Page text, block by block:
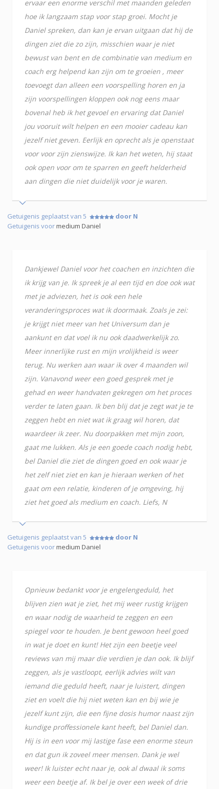
ervaar een enorme verschil met maanden geleden
hoe ik langzaam stap voor stap groei. Mocht je
Daniel spreken, dan kan je ervan uitgaan dat hij de
dingen ziet die zo zijn, misschien waar je niet
bewust van bent en de combinatie van medium en
coach erg helpend kan zijn om te groeien , meer
toevoegt dan alleen een voorspelling horen en ja
zijn voorspellingen kloppen ook nog eens maar
bovenal heb ik het gevoel en ervaring dat Daniel
jou vooruit wilt helpen en een mooier cadeau kan
jezelf niet geven. Eerlijk en oprecht als je openstaat
voor voor zijn zienswijze. Ik kan het weten, hij staat
ook open voor om te sparren en geeft helderheid
aan dingen die niet duidelijk voor je waren.
Getuigenis geplaatst van 5
door N
Getuigenis voormedium Daniel
Dankjewel Daniel voor het coachen en inzichten die
ik krijg van je. Ik spreek je al een tijd en doe ook wat
met je adviezen, het is ook een hele
veranderingsproces wat ik doormaak. Zoals je zei:
je krijgt niet meer van het Universum dan je
aankunt en dat voel ik nu ook daadwerkelijk zo.
Meer innerlijke rust en mijn vrolijkheid is weer
terug. Nu werken aan waar ik over 4 maanden wil
zijn. Vanavond weer een goed gesprek met je
gehad en weer handvaten gekregen om het proces
verder te laten gaan. Ik ben blij dat je zegt wat je te
zeggen hebt en niet wat ik graag wil horen, dat
waardeer ik zeer. Nu doorpakken met mijn zoon,
gaat me lukken. Als je een goede coach nodig hebt,
bel Daniel die ziet de dingen goed en ook waar je
het zelf niet ziet en kan je hieraan werken of het
gaat om een relatie, kinderen of je omgeving, hij
ziet het goed als medium en coach. Liefs, N
Getuigenis geplaatst van 5
door N
Getuigenis voormedium Daniel
Opnieuw bedankt voor je engelengeduld, het
blijven zien wat je ziet, het mij weer rustig krijgen
en waar nodig de waarheid te zeggen en een
spiegel voor te houden. Je bent gewoon heel goed
in wat je doet en kunt! Het zijn een beetje veel
reviews van mij maar die verdien je dan ook. Ik blijf
zeggen, als je vastloopt, eerlijk advies wilt van
iemand die geduld heeft, naar je luistert, dingen
ziet en voelt die hij niet weten kan en bij wie je
jezelf kunt zijn, die een fijne dosis humor naast zijn
kundige proffessionele kant heeft, bel Daniel dan.
Hij is in een voor mij lastige fase een enorme steun
en dat gun ik zoveel meer mensen. Dank je wel
weer! Ik luister echt naar je, ook al dwaal ik soms
weer een beetje af. Ik bel je over een week of drie